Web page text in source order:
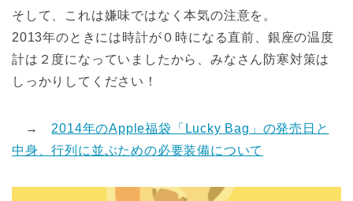
そして、これは嫌味ではなく本気の注意を。
2013年のときには時計が０時になる直前、銀座の温度
計は２度になっていましたから、みなさん防寒対策は
しっかりしてください！
→ 2014年のApple福袋「Lucky Bag」の発売日と
中身、行列に並ぶための必要装備について